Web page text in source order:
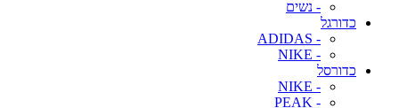
- נשים
כדורגל
- ADIDAS
- NIKE
כדורסל
- NIKE
- PEAK